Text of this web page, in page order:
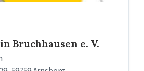
Bruchhausen e. V.